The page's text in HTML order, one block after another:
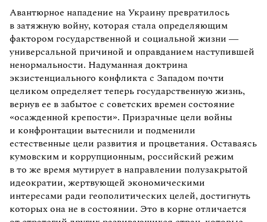
Авантюрное нападение на Украину превратилось
в затяжную войну, которая стала определяющим
фактором государственной и социальной жизни —
универсальной причиной и оправданием наступившей
ненормальности. Надуманная доктрина
экзистенциального конфликта с Западом почти
целиком определяет теперь государственную жизнь,
вернув ее в забытое с советских времен состояние
«осажденной крепости». Призрачные цели войны
и конфронтации вытеснили и подменили
естественные цели развития и процветания. Оставаясь
кумовским и коррупционным, российский режим
в то же время мутирует в направлении полузакрытой
идеократии, жертвующей экономическими
интересами ради геополитических целей, достигнуть
которых она не в состоянии. Это в корне отличается